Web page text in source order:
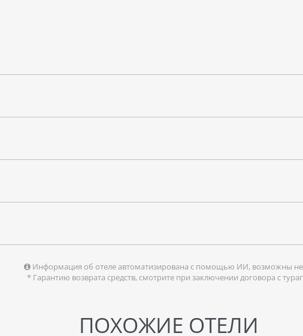
Информация об отеле автоматизирована с помощью ИИ, возможны
* Гарантию возврата средств, смотрите при заключении договора с
ПОХОЖИЕ ОТЕЛИ